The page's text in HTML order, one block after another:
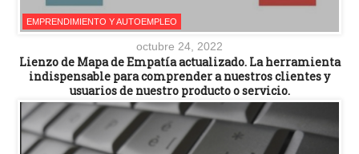
EMPRENDIMIENTO Y AUTOEMPLEO
octubre 24, 2022
Lienzo de Mapa de Empatía actualizado. La herramienta
indispensable para comprender a nuestros clientes y
usuarios de nuestro producto o servicio.